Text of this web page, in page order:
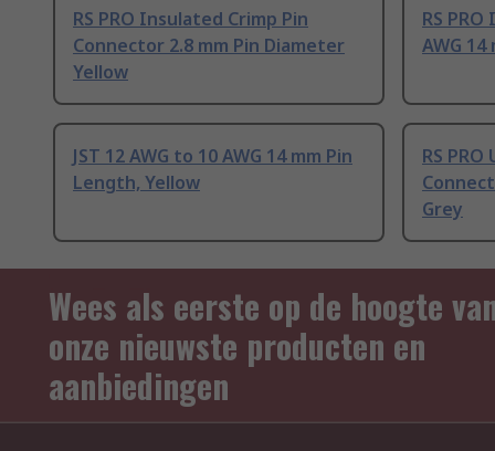
RS PRO Insulated Crimp Pin
Connector 2.8 mm Pin Diameter
Yellow
RS
AWG
JST 12 AWG to 10 AWG 14 mm Pin
Length, Yellow
RS
Grey
Wees als eerste op de hoogte
onze nieuwste producten en
aanbiedingen